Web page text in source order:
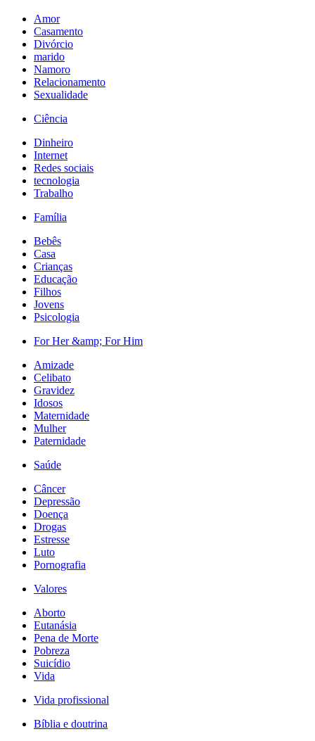
Amor
Casamento
Divórcio
marido
Namoro
Relacionamento
Sexualidade
Ciência
Dinheiro
Internet
Redes sociais
tecnologia
Trabalho
Família
Bebês
Casa
Crianças
Educação
Filhos
Jovens
Psicologia
For Her &amp; For Him
Amizade
Celibato
Gravidez
Idosos
Maternidade
Mulher
Paternidade
Saúde
Câncer
Depressão
Doença
Drogas
Estresse
Luto
Pornografia
Valores
Aborto
Eutanásia
Pena de Morte
Pobreza
Suicídio
Vida
Vida profissional
Bíblia e doutrina